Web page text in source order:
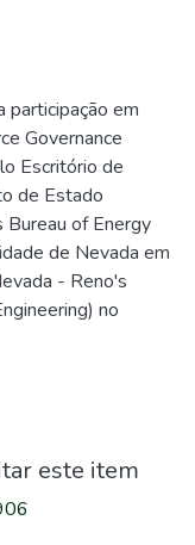
em
Governance
Escritório de
de Estado
of Energy
de Nevada em
- Reno's
no
este item